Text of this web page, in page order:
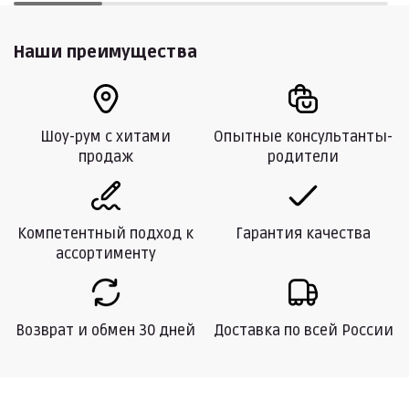
Наши преимущества
Шоу-рум с хитами
продаж
Опытные консультанты-
родители
Компетентный подход к
ассортименту
Гарантия качества
Возврат и обмен 30 дней Доставка по всей России